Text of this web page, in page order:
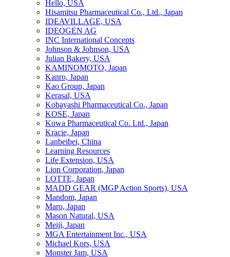
Hello, USA
Hisamitsu Pharmaceutical Co., Ltd., Japan
IDEAVILLAGE, USA
IDEOGEN AG
INC International Concepts
Johnson & Johnson, USA
Julian Bakery, USA
KAMINOMOTO, Japan
Kanro, Japan
Kao Group, Japan
Kerasal, USA
Kobayashi Pharmaceutical Co., Japan
KOSE, Japan
Kowa Pharmaceutical Co. Ltd., Japan
Kracie, Japan
Lanbeibei, China
Learning Resources
Life Extension, USA
Lion Corporation, Japan
LOTTE, Japan
MADD GEAR (MGP Action Sports), USA
Mandom, Japan
Maro, Japan
Mason Natural, USA
Meiji, Japan
MGA Entertainment Inc., USA
Michael Kors, USA
Monster Jam, USA